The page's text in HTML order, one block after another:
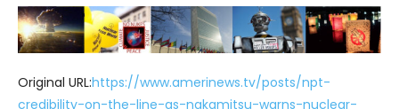
Original URL:https://www.amerinews.tv/posts/npt-
credibility-on-the-line-as-nakamitsu-warns-nuclear-